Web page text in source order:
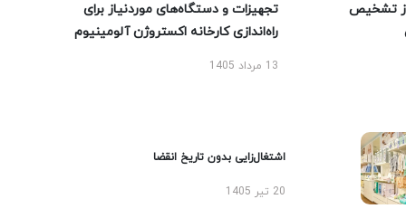
تشخیص
تجهیزات و دستگاه‌های موردنیاز برای
راه‌اندازی کارخانه اکستروژن آلومینیوم
13 مرداد 1405
اشتغال‌زایی بدون تاریخ انقضا
20 تیر 1405